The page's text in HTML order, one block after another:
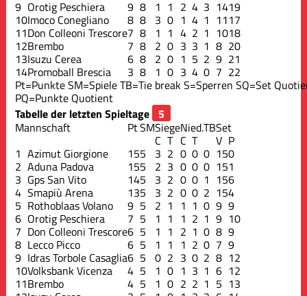
9 Orotig Peschiera 9 8 1 1 2 4 3 1419
10Imoco Conegliano 8 8 3 0 1 4 1 1117
11Don Colleoni Trescore7 8 1 1 4 2 1 1018
12Brembo 7 8 2 0 3 3 1 8 20
13Isuzu Cerea 6 8 2 0 1 5 2 9 21
14Promoball Brescia 3 8 1 0 3 4 0 7 22
Pt=PunkteSM=SpieleTB=Tie breakS=Sperren SQ=Set
PQ=Punkte Quotient
Tabelle der letzten Spieltage
Mannschaft
PtSMSiegeNied.TBSet
C T C T V P
1 Azimut Giorgione 155 3 2 0 0 0 150
2 Aduna Padova 155 2 3 0 0 0 151
3 Gps San Vito 145 3 2 0 0 1 156
4 Smapiù Arena 135 3 2 0 0 2 154
5 Rothoblaas Volano 9 5 2 1 1 1 0 9 9
6 Orotig Peschiera 7 5 1 1 1 2 1 9 10
7 Don Colleoni Trescore6 5 1 1 2 1 0 8 9
8 Lecco Picco 6 5 1 1 1 2 0 7 9
9 Idras Torbole Casaglia6 5 0 2 3 0 2 8 12
10Volksbank Vicenza 4 5 1 0 1 3 1 6 12
11Brembo 4 5 1 0 2 2 1 5 13